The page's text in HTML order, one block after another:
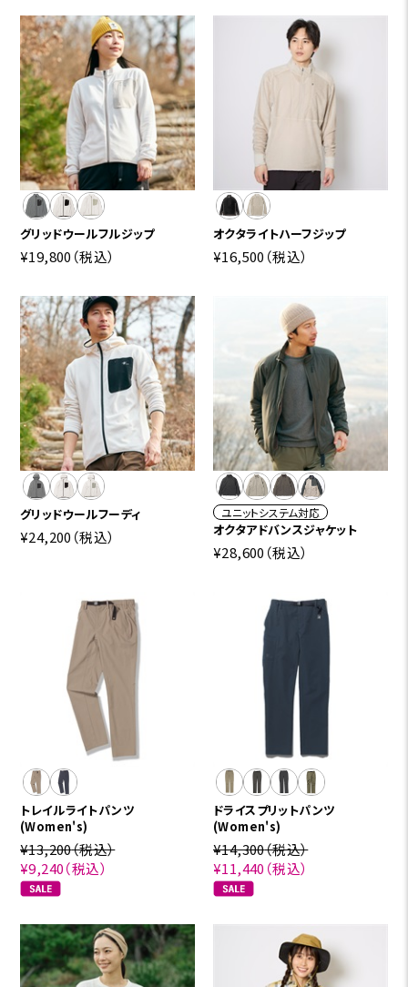
グリッドウールフルジップ
¥19,800 （税込）
オクタライトハーフジップ
¥16,500 （税込）
グリッドウールフーディ
¥24,200 （税込）
ユニットシステム対応
オクタアドバンスジャケット
¥28,600 （税込）
トレイルライトパンツ
(Women's)
¥13,200（税込）
¥9,240（税込）
ドライスプリットパンツ
(Women's)
¥14,300（税込）
¥11,440 （税込）